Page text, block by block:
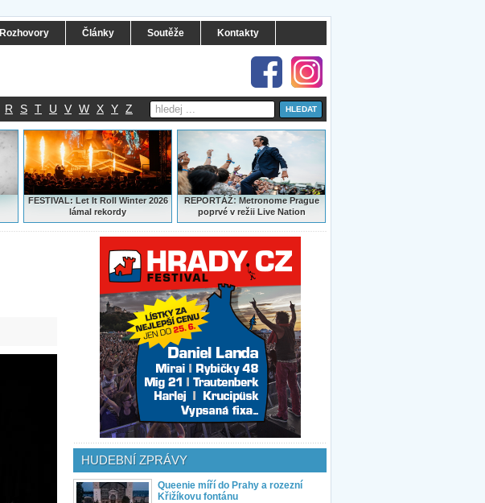
Rozhovory Články Soutěže Kontakty
R S T U V W X Y Z
FESTIVAL: Let It Roll Winter 2026
lámal rekordy
REPORTÁŽ:Metronome Prague
poprvé v režii Live Nation
HUDEBNÍ ZPRÁVY
Queenie míří do Prahy a rozezní
Křižíkovu fontánu